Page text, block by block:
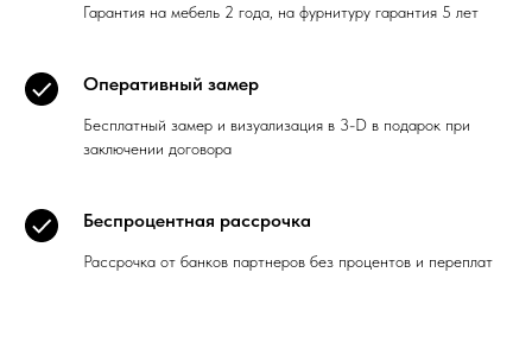
Гарантия на мебель 2 года, на фурнитуру гарантия 5 лет
Оперативный замер
Бесплатный замер и визуализация в 3-D в подарок при
заключении договора
Беспроцентная рассрочка
Рассрочка от банков партнеров без процентов и переплат